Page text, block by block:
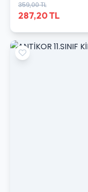
359,00 TL
287,20 TL